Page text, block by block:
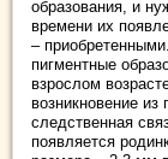
образования, и
времени их
–
пигментные
взрослом
возникновение из
следственная
появляется